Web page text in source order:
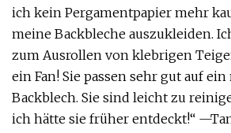
ich kein Pergamentpapier mehr
meine Backbleche auszukleiden.
zum Ausrollen von klebrigen
ein Fan! Sie passen sehr gut auf
Backblech. Sie sind leicht zu
ich hätte sie früher entdeckt!“